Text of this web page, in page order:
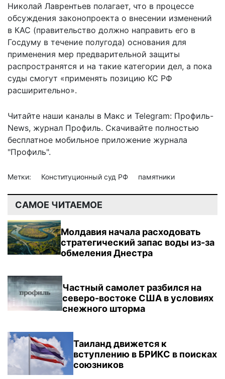
Николай Лаврентьев полагает, что в процессе
обсуждения законопроекта о внесении изменений
в КАС (правительство должно направить его в
Госдуму в течение полугода) основания для
применения мер предварительной защиты
распространятся и на такие категории дел, а пока
суды смогут «применять позицию КС РФ
расширительно».
Читайте наши каналы в Макс и Telegram: Профиль-
News, журнал Профиль. Скачивайте полностью
бесплатное мобильное приложение журнала
"Профиль".
Метки: Конституционный суд РФ памятники
САМОЕ ЧИТАЕМОЕ
Молдавия начала расходовать
стратегический запас воды из-за
обмеления Днестра
Частный самолет разбился на
северо-востоке США в условиях
снежного шторма
Таиланд движется к
вступлению в БРИКС в поисках
союзников